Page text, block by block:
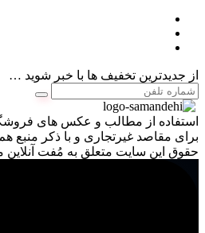
از جدیدترین تخفیف ها با خبر شوید …
استفاده از مطالب و عکس های
برای مقاصد غیرتجاری و با ذکر منبع
حقوق این سایت متعلق به مُفت آنلاین